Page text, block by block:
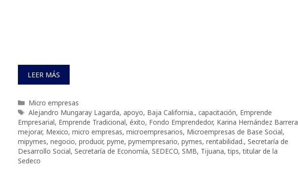
LEER MÁS
Categorías
Micro empresas
Etiquetas
Alejandro Mungaray Lagarda, apoyo, Baja California., capacitación, Emprende
Empresarial, Emprende Tradicional, éxito, Fondo Emprendedor, Karina Hernández Barrera
mejorar, Mexico, micro empresas, microempresarios, Microempresas de Base Social,
mipymes, negocio, producir, pyme, pymempresario, pymes, rentabilidad., Secretaría de
Desarrollo Social, Secretaría de Economía, SEDECO, SMB, Tijuana,tips,titular de la
Sedeco